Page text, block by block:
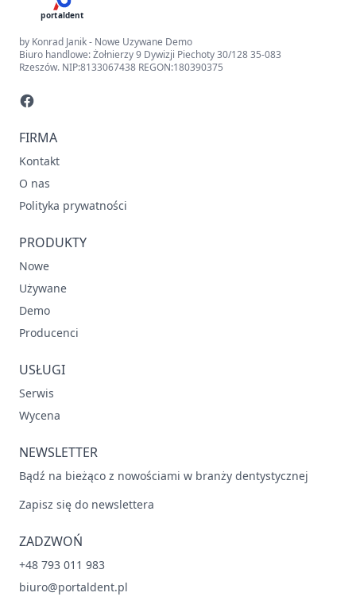
portaldent
by Konrad Janik - Nowe Uzywane Demo
Biuro handlowe: Żołnierzy 9 Dywizji Piechoty 30/128 35-083
Rzeszów. NIP:8133067438 REGON:180390375
FIRMA
Kontakt
O nas
Polityka prywatności
PRODUKTY
Nowe
Używane
Demo
Producenci
USŁUGI
Serwis
Wycena
NEWSLETTER
Bądź na bieżąco z nowościami w branży dentystycznej
Zapisz się do newslettera
ZADZWOŃ
+48 793 011 983
biuro@portaldent.pl